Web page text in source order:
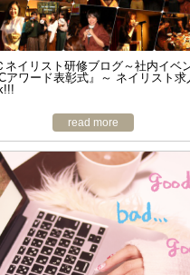
ネイリスト研修ブログ～社内イベ
アワード表彰式』～ ネイリスト求
read more